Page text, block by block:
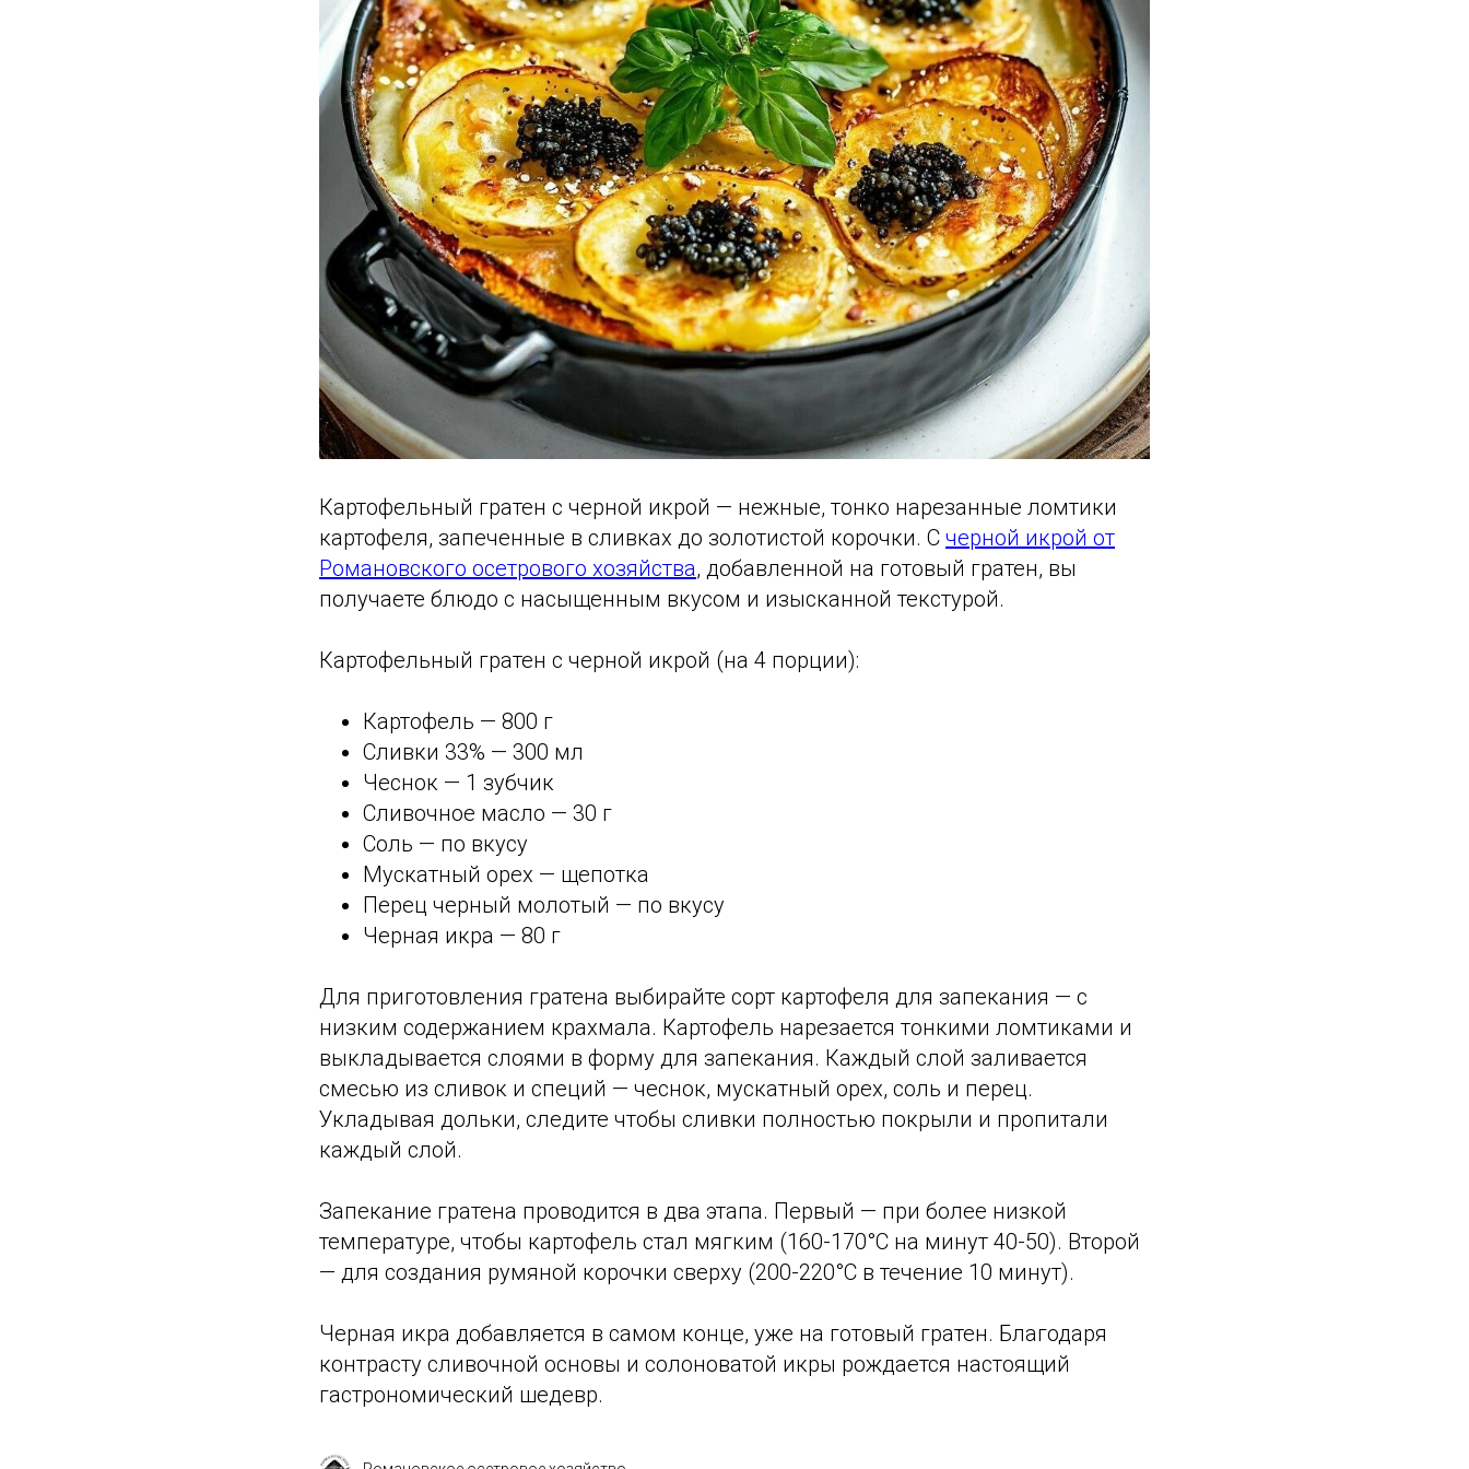
Картофельный гратен с черной икрой — нежные, тонко нарезанные ломтики
картофеля, запеченные в сливках до золотистой корочки. С черной икрой от
Романовского осетрового хозяйства, добавленной на готовый гратен, вы
получаете блюдо с насыщенным вкусом и изысканной текстурой.
Картофельный гратен с черной икрой (на 4 порции):
Картофель — 800 г
Сливки 33% — 300 мл
Чеснок — 1 зубчик
Сливочное масло — 30 г
Соль — по вкусу
Мускатный орех — щепотка
Перец черный молотый — по вкусу
Черная икра — 80 г
Для приготовления гратена выбирайте сорт картофеля для запекания — с
низким содержанием крахмала. Картофель нарезается тонкими ломтиками и
выкладывается слоями в форму для запекания. Каждый слой заливается
смесью из сливок и специй — чеснок, мускатный орех, соль и перец.
Укладывая дольки, следите чтобы сливки полностью покрыли и пропитали
каждый слой.
Запекание гратена проводится в два этапа. Первый — при более низкой
температуре, чтобы картофель стал мягким (160-170°C на минут 40-50). Второй
— для создания румяной корочки сверху (200-220°C в течение 10 минут).
Черная икра добавляется в самом конце, уже на готовый гратен. Благодаря
контрасту сливочной основы и солоноватой икры рождается настоящий
гастрономический шедевр.